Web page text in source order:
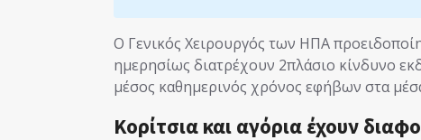
Ο Γενικός Χειρουργός των ΗΠΑ
ημερησίως διατρέχουν 2πλάσιο κίνδυνο
μέσος καθημερινός χρόνος εφήβων στα
Κορίτσια και αγόρια έχουν